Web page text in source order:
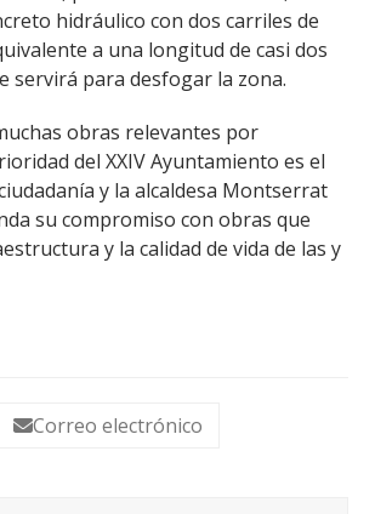
hidráulico con dos carriles de
a una longitud de casi dos
servirá para desfogar la zona.
obras relevantes por
del XXIV Ayuntamiento es el
y la alcaldesa Montserrat
su compromiso con obras que
y la calidad de vida de las y
Correo electrónico